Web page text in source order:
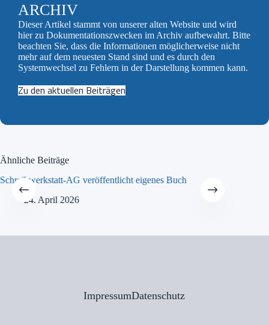
ARCHIV
Dieser Artikel stammt von unserer alten Website und wird
hier zu Dokumentationszwecken im Archiv aufbewahrt. Bitte
beachten Sie, dass die Informationen möglicherweise nicht
mehr auf dem neuesten Stand sind und es durch den
Systemwechsel zu Fehlern in der Darstellung kommen kann.
Zu den aktuellen Beiträgen
Ähnliche Beiträge
Schreibwerkstatt-AG veröffentlicht eigenes Buch
24. April 2026
ImpressumDatenschutz